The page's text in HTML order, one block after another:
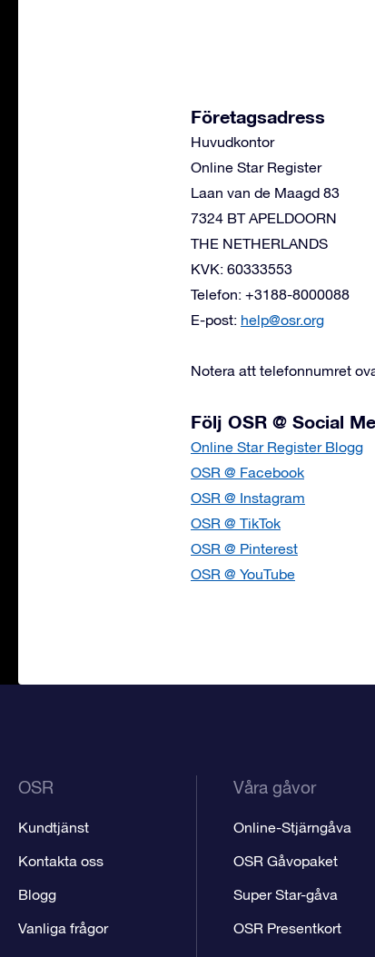
Företagsadress
Huvudkontor
Online Star Register
Laan van de Maagd 83
7324 BT APELDOORN
THE NETHERLANDS
KVK: 60333553
Telefon: +3188-8000088
E-post: help@osr.org
Notera att telefonnumret
Följ OSR @ Social
Online Star Register Blogg
OSR @ Facebook
OSR @ Instagram
OSR @ TikTok
OSR @ Pinterest
OSR @ YouTube
OSR
Kundtjänst
Kontakta oss
Blogg
Vanliga frågor
Våra gåvor
Online-Stjärngåva
OSR Gåvopaket
Super Star-gåva
OSR Presentkort